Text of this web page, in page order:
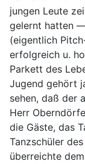
jungen Leute
gelernt hatten
(eigentlich
erfolgreich u.
Parkett des
Jugend gehört
sehen, daß der
Herr
die Gäste, das
Tanzschüler
überreichte